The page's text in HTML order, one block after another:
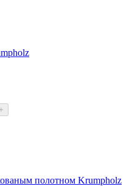
+
полотном Krumpholz